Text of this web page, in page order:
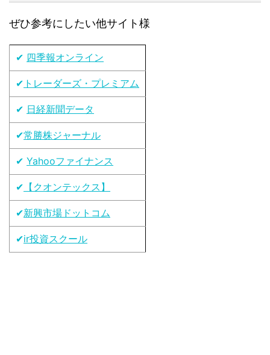
ぜひ参考にしたい他サイト様
✔ 四季報オンライン
✔ トレーダーズ・プレミアム
✔ 日経新聞データ
✔常勝株ジャーナル
✔ Yahooファイナンス
✔ 【クオンテックス】
✔新興市場ドットコム
✔ir投資スクール